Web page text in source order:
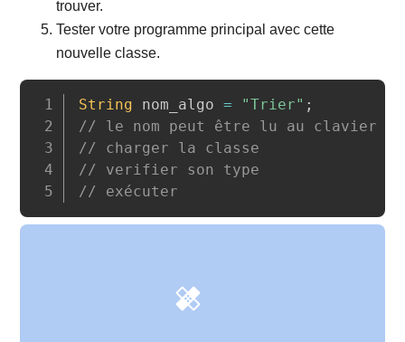
trouver.
Tester votre programme principal avec cette
nouvelle classe.
String nom_algo = "Trier" ;
// le nom peut être lu au clavier ou
// charger la classe
// verifier son type
// exécuter